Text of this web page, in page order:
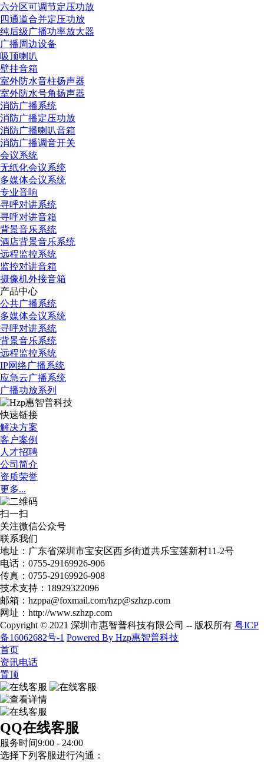
六分区可调节定压功放
四通道合并定压功放
纯后级广播功率放大器
广播周边设备
吸顶喇叭
壁挂音箱
室外防水音柱扬声器
室外防水号角扬声器
消防广播系统
消防广播定压功放
消防广播喇叭音箱
消防广播调音开关
会议系统
无纸化会议系统
多媒体会议系统
专业音响
寻呼对讲系统
寻呼对讲音箱
背景音乐系统
酒店背景音乐系统
远程监控系统
监控对讲音箱
摄像机外接音箱
产品中心
公共广播系统
多媒体会议系统
寻呼对讲系统
背景音乐系统
远程监控系统
IP网络广播系统
应急云广播系统
广播功放系列
快速链接
解决方案
客户案例
人才招聘
公司简介
资质荣誉
更多...
扫一扫
关注微信公众号
联系我们
地址：广东省深圳市宝安区西乡街道共乐宝莲新村11-2号​
电话：0755-29169926-906​
传真：0755-29169926-908
技术支持：18929322096
邮箱：hzppa@foxmail.com/hzp@szhzp.com
网址：http://www.szhzp.com
Copyright © 2021 深圳市惠智普科技有限公司 -- 版权所有 粤ICP
备16062682号-1 Powered By Hzp惠智普科技
首页
资讯电话
置顶
QQ在线客服
服务时间9:00 - 24:00
选择下列客服进行沟通：